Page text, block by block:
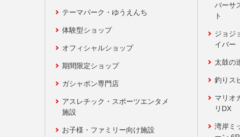
テーマパーク・ゆうえんち
体験型ショップ
オフィシャルショップ
期間限定ショップ
ガシャポン専門店
アスレチック・スポーツエンタメ
施設
お子様・ファミリー向け施設
バーサ
ト
ジョジ
イバー
太鼓の
釣りス
マリオ
リDX
湾岸ミ